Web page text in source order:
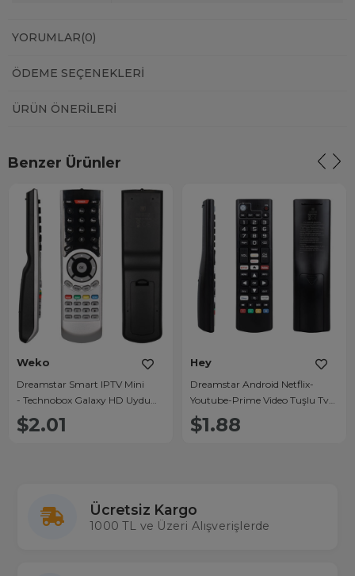
YORUMLAR(0)
ÖDEME SEÇENEKLERI
ÜRÜN ÖNERILERI
Benzer Ürünler
Weko
Dreamstar Smart IPTV Mini
- Technobox Galaxy HD Uydu
Kumandası
$2.01
Hey
Dreamstar Android Netflix-
Youtube-Prime Video Tuşlu Tv
Uyumlu Uydu Kumandası
$1.88
Ücretsiz Kargo
1000 TL ve Üzeri Alışverişlerde